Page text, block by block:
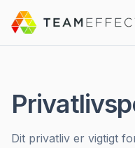
Dit privatliv er vigtigt